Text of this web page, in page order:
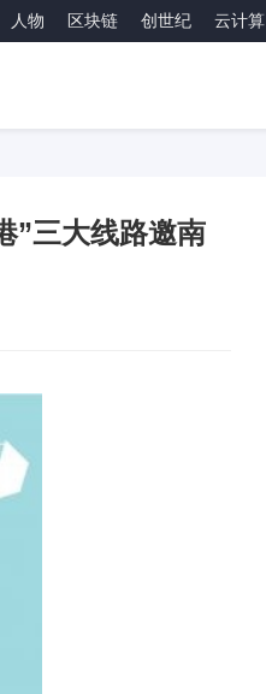
人物 区块链 创世纪 云计算
”三大线路邀南